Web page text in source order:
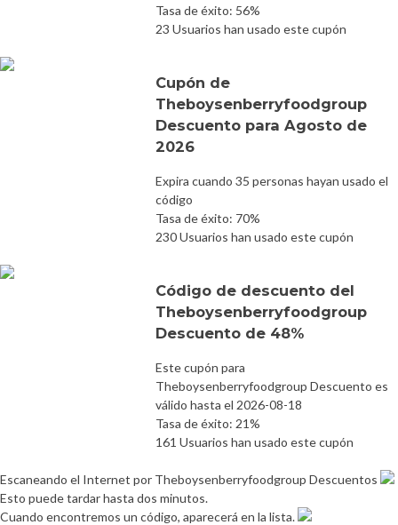
Tasa de éxito: 56%
23 Usuarios han usado este cupón
Cupón de
Theboysenberryfoodgroup
Descuento para Agosto de
2026
Expira cuando 35 personas hayan usado el
código
Tasa de éxito: 70%
230 Usuarios han usado este cupón
Código de descuento del
Theboysenberryfoodgroup
Descuento de 48%
Este cupón para
Theboysenberryfoodgroup Descuento es
válido hasta el 2026-08-18
Tasa de éxito: 21%
161 Usuarios han usado este cupón
Escaneando el Internet por Theboysenberryfoodgroup Descuentos
Esto puede tardar hasta dos minutos.
Cuando encontremos un código, aparecerá en la lista.